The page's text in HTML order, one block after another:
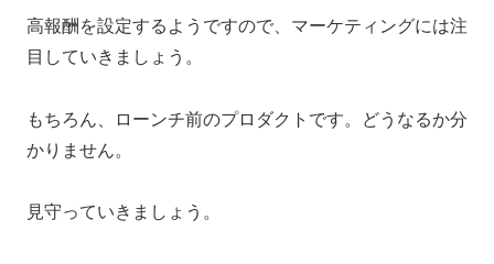
高報酬を設定するようですので、マーケティングには注
目していきましょう。
もちろん、ローンチ前のプロダクトです。どうなるか分
かりません。
見守っていきましょう。